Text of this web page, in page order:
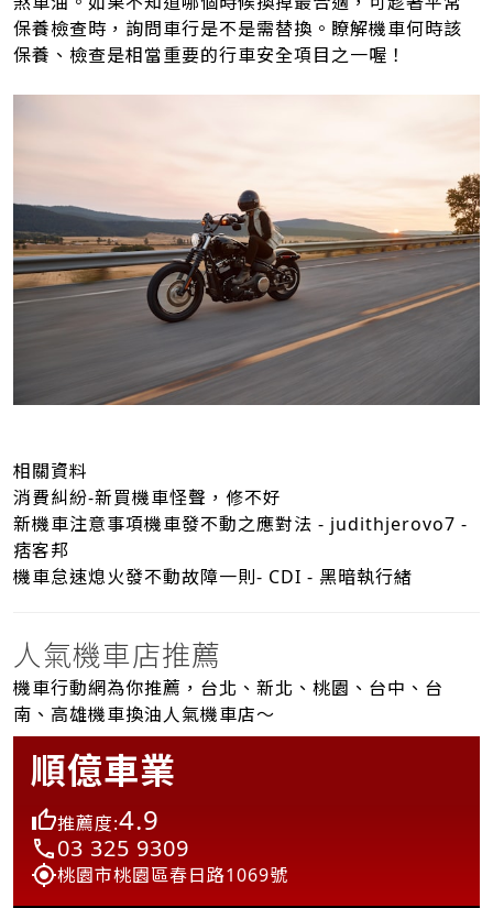
保養檢查時，詢問車行是不是需替換。瞭解機車何時該
保養、檢查是相當重要的行車安全項目之一喔！
相關資料
消費糾紛-新買機車怪聲，修不好
新機車注意事項機車發不動之應對法 - judithjerovo7 -
痞客邦
機車怠速熄火發不動故障一則- CDI - 黑暗執行緒
人氣機車店推薦
機車行動網為你推薦，台北、新北、桃園、台中、台
南、高雄機車換油人氣機車店～
順億車業
推薦度:4.9
03 325 9309
桃園市桃園區春日路1069號